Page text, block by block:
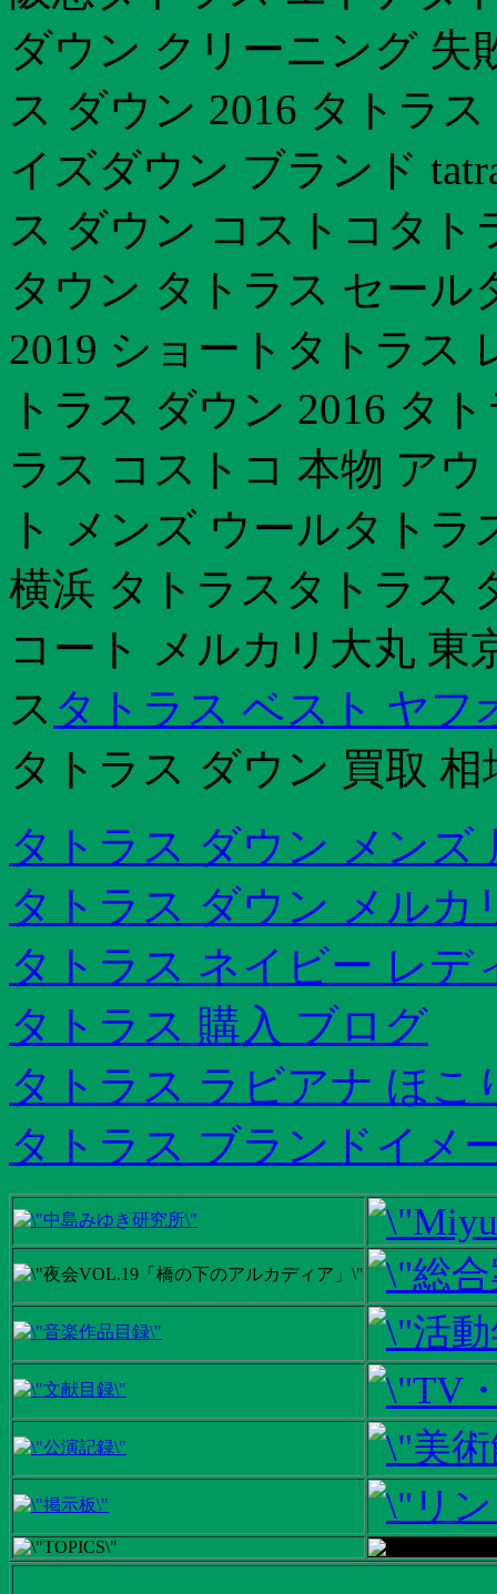
ダウン クリーニング 失
ス ダウン 2016 タトラ
イズダウン ブランド
ス ダウン コストコタ
タウン タトラス セー
2019 ショートタトラス
トラス ダウン 2016 タ
ラス コストコ 本物 ア
ト メンズ ウールタト
横浜 タトラスタトラス
コート メルカリ大丸 東
ス タトラス ベスト ヤフ
タトラス ダウン 買取
タトラス ダウン メンズ
タトラス ダウン メルカ
タトラス ネイビー レデ
タトラス 購入 ブログ
タトラス ラビアナ ほこ
タトラス ブランドイメ